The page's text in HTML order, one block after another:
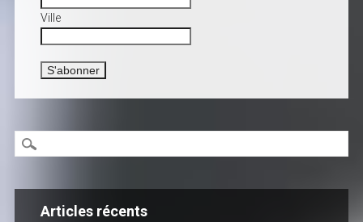
Ville
Articles récents